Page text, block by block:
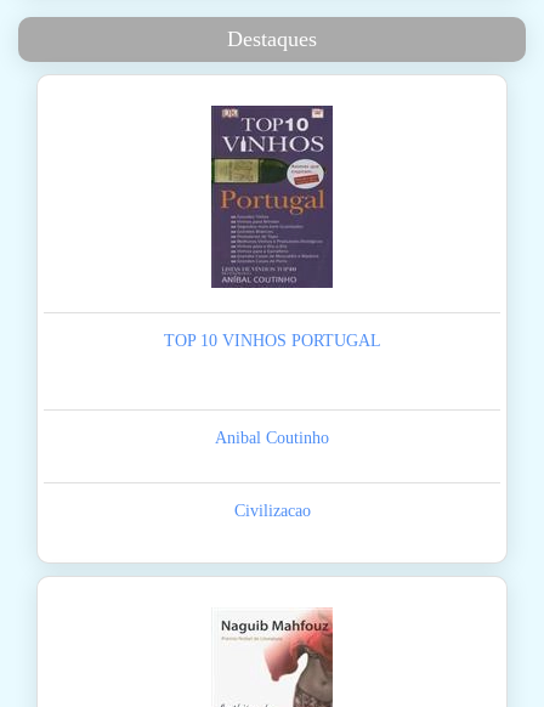
Destaques
TOP 10 VINHOS PORTUGAL
Anibal Coutinho
Civilizacao